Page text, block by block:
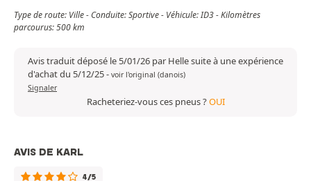
Type de route: Ville - Conduite: Sportive - Véhicule: ID3 - Kilomètres
parcourus: 500 km
Avis traduit déposé le 5/01/26 par Helle suite à une expérience
d'achat du 5/12/25- voir l'original (danois)
Signaler
Racheteriez-vous ces pneus ?OUI
AVIS DE KARL
4/5